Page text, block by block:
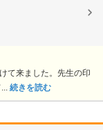
て来ました。先生の印
続きを読む